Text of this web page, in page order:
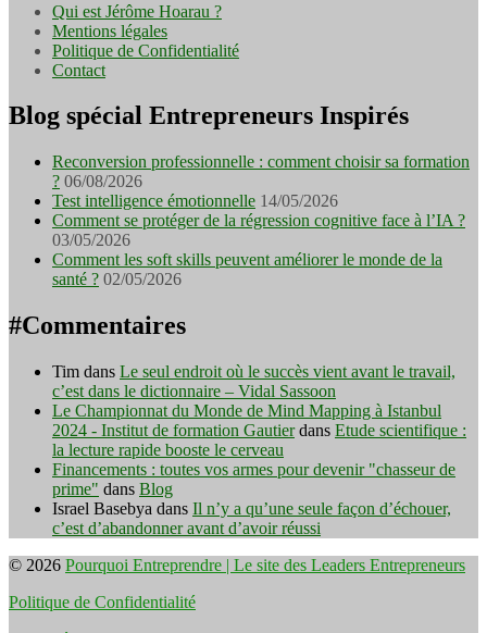
Qui est Jérôme Hoarau ?
Mentions légales
Politique de Confidentialité
Contact
Blog spécial Entrepreneurs Inspirés
Reconversion professionnelle : comment choisir sa formation
? 06/08/2026
Test intelligence émotionnelle 14/05/2026
Comment se protéger de la régression cognitive face à l’IA ?
03/05/2026
Comment les soft skills peuvent améliorer le monde de la
santé ? 02/05/2026
#Commentaires
Tim dans Le seul endroit où le succès vient avant le travail,
c’est dans le dictionnaire – Vidal Sassoon
Le Championnat du Monde de Mind Mapping à Istanbul
2024 - Institut de formation Gautierdans Etude scientifique :
la lecture rapide booste le cerveau
Financements : toutes vos armes pour devenir "chasseur de
prime" dans Blog
Israel Basebya dans Il n’y a qu’une seule façon d’échouer,
c’est d’abandonner avant d’avoir réussi
© 2026 Pourquoi Entreprendre | Le site des Leaders Entrepreneurs
Politique de Confidentialité